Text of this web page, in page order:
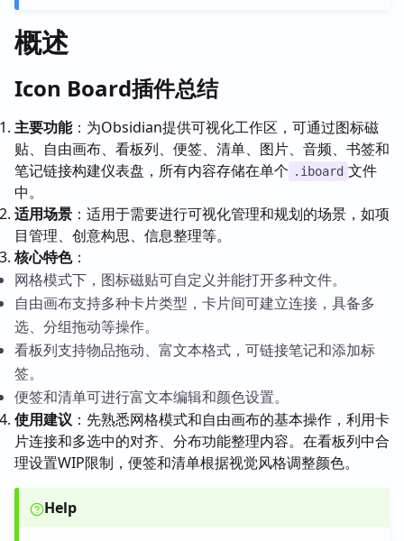
概述
Icon Board插件总结
主要功能：为Obsidian提供可视化工作区，可通过图标磁
贴、自由画布、看板列、便签、清单、图片、音频、书签和
笔记链接构建仪表盘，所有内容存储在单个 .iboard 文件
中。
适用场景 ：适用于需要进行可视化管理和规划的场景，如项
目管理、创意构思、信息整理等。
核心特色：
网格模式下，图标磁贴可自定义并能打开多种文件。
自由画布支持多种卡片类型，卡片间可建立连接，具备多
选、分组拖动等操作。
看板列支持物品拖动、富文本格式，可链接笔记和添加标
签。
便签和清单可进行富文本编辑和颜色设置。
使用建议 ：先熟悉网格模式和自由画布的基本操作，利用卡
片连接和多选中的对齐、分布功能整理内容。在看板列中合
理设置WIP限制，便签和清单根据视觉风格调整颜色。
Help